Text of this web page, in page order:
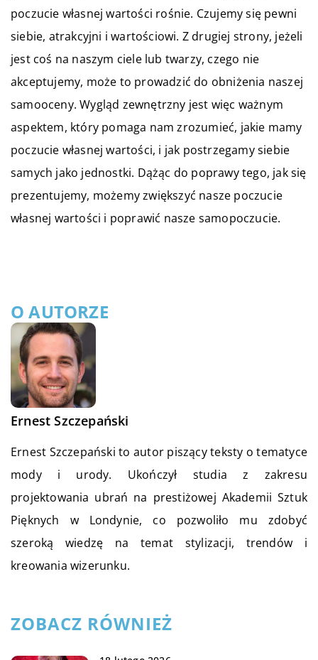
poczucie własnej wartości rośnie. Czujemy się pewni
siebie, atrakcyjni i wartościowi. Z drugiej strony, jeżeli
jest coś na naszym ciele lub twarzy, czego nie
akceptujemy, może to prowadzić do obniżenia naszej
samooceny. Wygląd zewnętrzny jest więc ważnym
aspektem, który pomaga nam zrozumieć, jakie mamy
poczucie własnej wartości, i jak postrzegamy siebie
samych jako jednostki. Dążąc do poprawy tego, jak się
prezentujemy, możemy zwiększyć nasze poczucie
własnej wartości i poprawić nasze samopoczucie.
O AUTORZE
Ernest Szczepański
Ernest Szczepański to autor piszący teksty o tematyce
mody i urody. Ukończył studia z zakresu
projektowania ubrań na prestiżowej Akademii Sztuk
Pięknych w Londynie, co pozwoliło mu zdobyć
szeroką wiedzę na temat stylizacji, trendów i
kreowania wizerunku.
ZOBACZ RÓWNIEŻ